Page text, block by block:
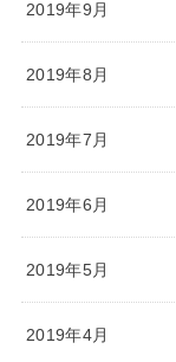
2019年9月
2019年8月
2019年7月
2019年6月
2019年5月
2019年4月